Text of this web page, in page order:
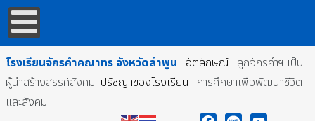
โรงเรียนจักรคำคณาทร จังหวัดลำพูน อัตลักษณ์ : ลูกจักรคำฯ เป็น
ผู้นำสร้างสรรค์สังคม ปรัชญาของโรงเรียน : การศึกษาเพื่อพัฒนาชีวิต
และสังคม